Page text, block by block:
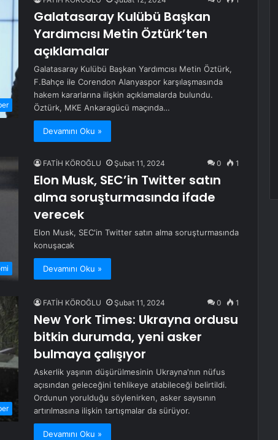
Galatasaray Kulübü Başkan
Yardımcısı Metin Öztürk’ten
açıklamalar
Galatasaray Kulübü Başkan Yardımcısı Metin Öztürk,
F.Bahçe ile Corendon Alanyaspor karşılaşmasında
hakem kararlarına ilişkin açıklamalarda bulundu.
Öztürk, MKE Ankaragücü maçında…
Devamını Oku »
FATİH KÖROĞLU Şubat 11, 2024 0 1
Elon Musk, SEC’in Twitter satın
alma soruşturmasında ifade
verecek
Elon Musk, SEC'in Twitter satın alma soruşturmasında
konuşacak
Devamını Oku »
FATİH KÖROĞLU Şubat 11, 2024 0 1
New York Times: Ukrayna ordusu
bitkin durumda, yeni asker
bulmaya çalışıyor
Askerlik yaşının düşürülmesinin Ukrayna'nın nüfus
açısından geleceğini tehlikeye atabileceği belirtildi.
Ordunun yorulduğu söylenirken, asker sayısının
artırılmasına ilişkin tartışmalar da sürüyor.
Devamını Oku »